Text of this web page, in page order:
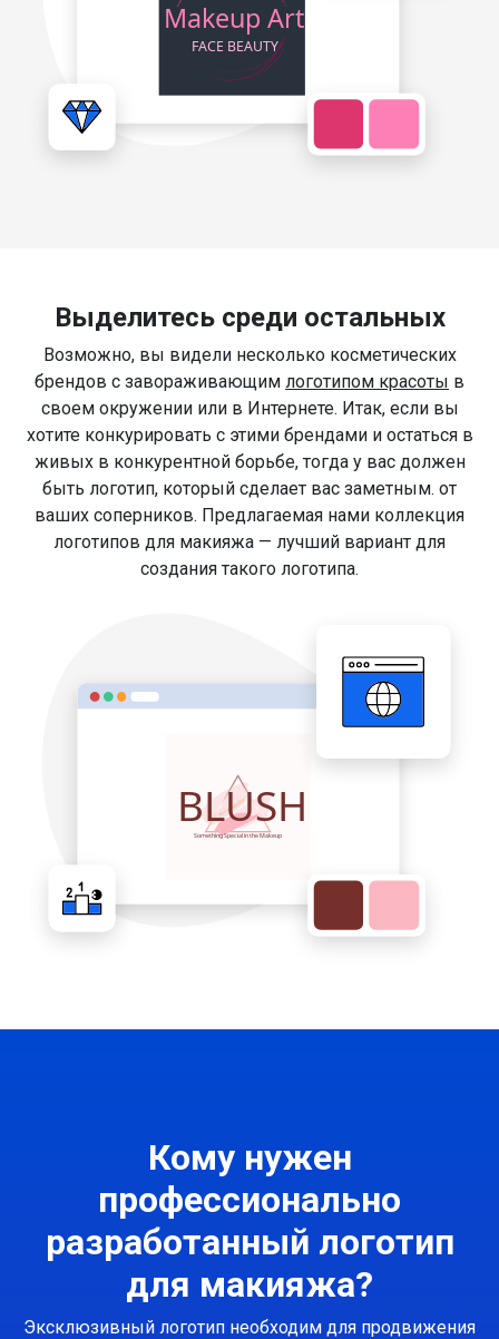
Выделитесь среди остальных
Возможно, вы видели несколько косметических
брендов с завораживающим логотипом красоты в
своем окружении или в Интернете. Итак, если вы
хотите конкурировать с этими брендами и остаться в
живых в конкурентной борьбе, тогда у вас должен
быть логотип, который сделает вас заметным. от
ваших соперников. Предлагаемая нами коллекция
логотипов для макияжа — лучший вариант для
создания такого логотипа.
Кому нужен
профессионально
разработанный логотип
для макияжа?
Эксклюзивный логотип необходим для продвижения